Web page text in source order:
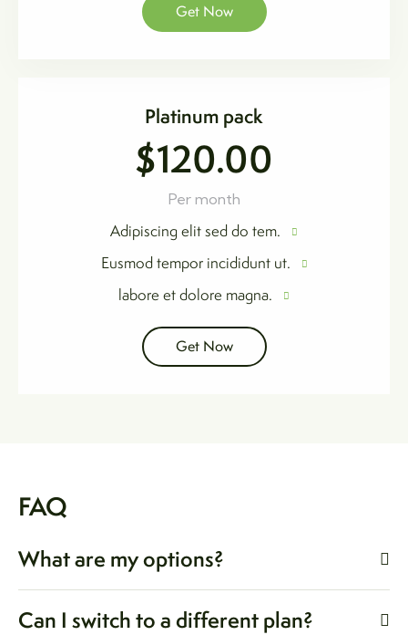
Get Now
Platinum pack
$120.00
Per month
Adipiscing elit sed do tem.
Eusmod tempor incididunt ut.
labore et dolore magna.
Get Now
FAQ
What are my options?
Can I switch to a different plan?